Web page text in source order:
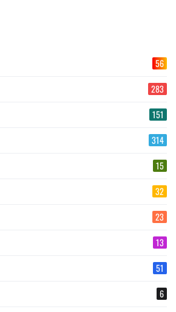
56
283
151
314
15
32
23
13
51
6